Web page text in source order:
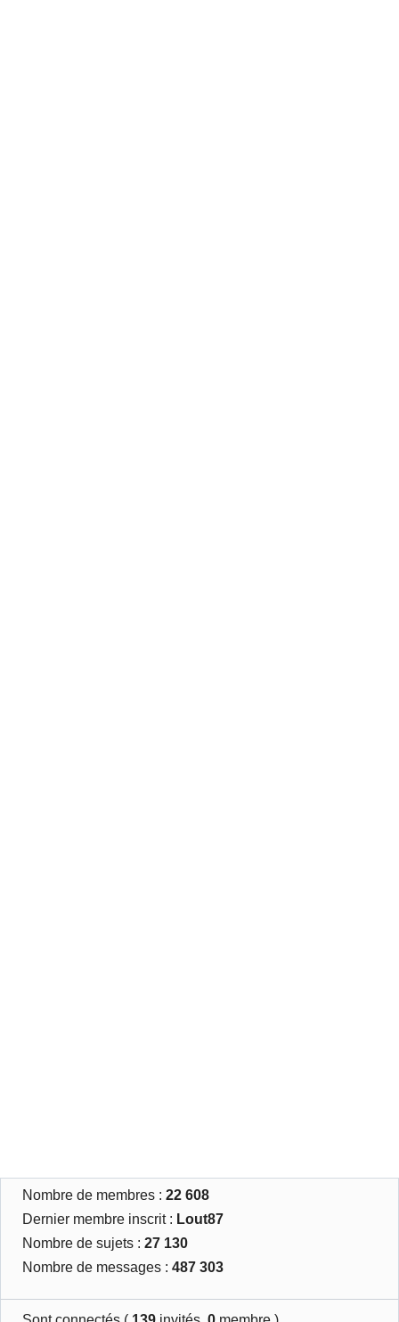
Nombre de membres :22 608
Dernier membre inscrit : Lout87
Nombre de sujets :27 130
Nombre de messages :487 303